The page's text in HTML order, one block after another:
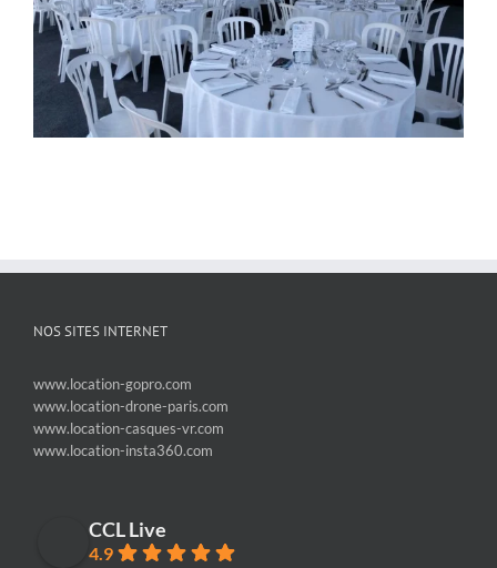
NOS SITES INTERNET
www.location-gopro.com
www.location-drone-paris.com
www.location-casques-vr.com
www.location-insta360.com
CCL Live
4.9